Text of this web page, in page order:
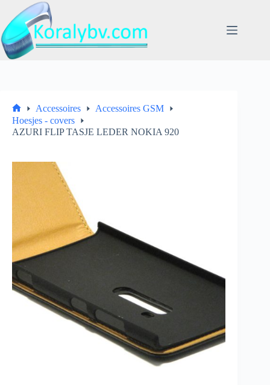
naar
de
inhoud
Home
Accessoires
Accessoires GSM
Hoesjes - covers
AZURI FLIP TASJE LEDER NOKIA 920